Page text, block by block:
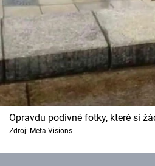
Opravdu podivné fotky, které si
Zdroj: Meta Visions